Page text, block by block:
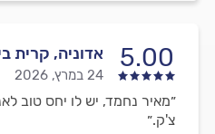
5.00 אדוניה, קרית
24 במרץ, 2026
״מאיר נחמד, יש לו יחס טוב
צ'ק.״